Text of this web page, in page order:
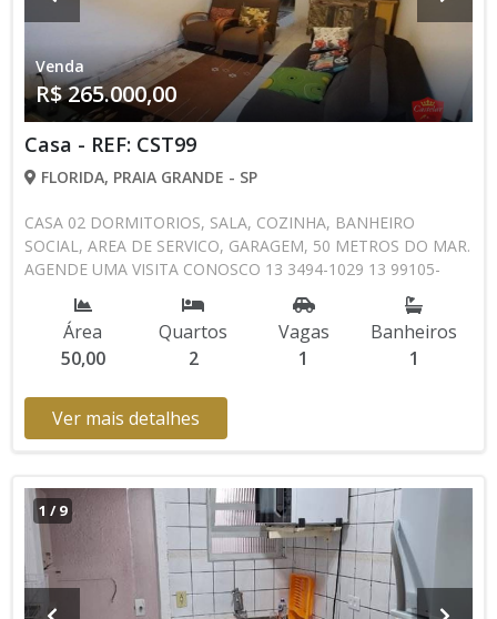
Venda
R$ 265.000,00
Casa - REF: CST99
FLORIDA, PRAIA GRANDE - SP
CASA 02 DORMITORIOS, SALA, COZINHA, BANHEIRO
SOCIAL, AREA DE SERVICO, GARAGEM, 50 METROS DO MAR.
AGENDE UMA VISITA CONOSCO 13 3494-1029 13 99105-
Área
50,00
Quartos
2
Vagas
1
Banheiros
1
Ver mais detalhes
1 /9